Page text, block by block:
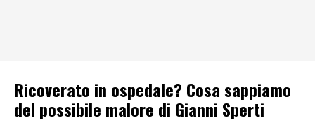
Ricoverato in ospedale? Cosa sappiamo
del possibile malore di Gianni Sperti